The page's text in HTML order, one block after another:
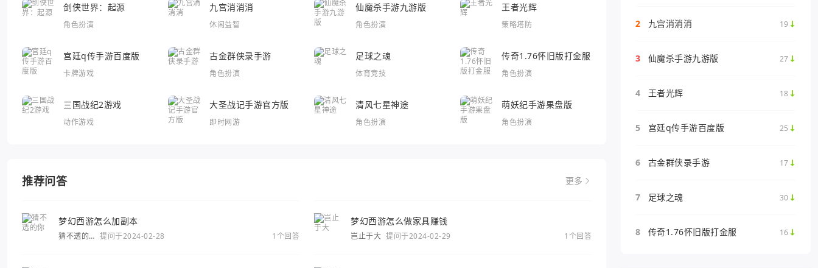
剑侠世界：起源
角色扮演
九宫消消消
休闲益智
仙魔杀手游九游版
角色扮演
王者光辉
策略塔防
宫廷q传手游百度版
卡牌游戏
古金群侠录手游
角色扮演
足球之魂
体育竞技
传奇1.76怀旧版打金服
角色扮演
三国战纪2游戏
动作游戏
大圣战记手游官方版
即时网游
清风七星神途
角色扮演
萌妖纪手游果盘版
角色扮演
推荐问答 更多
梦幻西游怎么加副本
猜不透的
提问于2024-02-28 1个回答
梦幻西游怎么做家具赚钱
岂止于大 提问于2024-02-29 1个回答
2 九宫消消消 19
3 仙魔杀手游九游版 27
4 王者光辉 18
5 宫廷q传手游百度版 25
6 古金群侠录手游 17
7 足球之魂 30
8 传奇1.76怀旧版打金服 16